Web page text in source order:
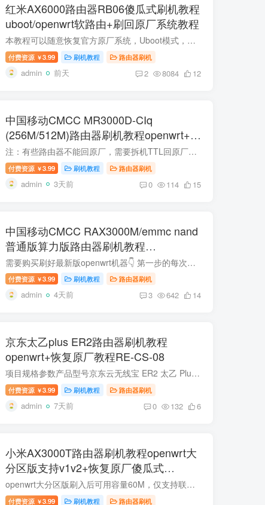
红米AX6000路由器RB06傻瓜式刷机教程
uboot/openwrt软路由+刷回原厂系统教程
本教程可以随意恢复官方原厂系统，Uboot模式，就像重装电脑系统一样。不用担心变砖。网页底部有原厂固件以及教程。 这是红米AX6000的教程，型号是RB06,不是小米AX6000的教程，两个不同型号，不...
付费资源 ￥3.99 刷机教程 路由器刷机
admin 前天 2 8084 12
中国移动CMCC MR3000D-CIq
(256M/512M)路由器刷机教程openwrt+恢
复原厂
注：有些路由器不能回原厂，需要拆机TTL回原厂。 对比项MR3000D-CIq（256M 版）MR3000D-CIq（512M 版）主控 CPUMT7981B，双核 ARM Cortex-A53 @ 1.3GHz，12nmMT7981B，双核 ARM Cortex-A53 @ 1....
付费资源 ￥3.99 刷机教程 路由器刷机
admin 3天前 0 114 15
中国移动CMCC RAX3000M/emmc nand
普通版算力版路由器刷机教程
openwrt+恢复原厂
需要购买刷好最新版openwrt机器👇 第一步的每次解锁SSH导入文件时候，断网状态，刷新后台页面再导入。先导出试试，如果导出失败的，原厂已经禁用导入导出功能了。只能拆机TTL刷机。https://www....
付费资源 ￥3.99 刷机教程 路由器刷机
admin 4天前 3 642 14
京东太乙plus ER2路由器刷机教程
openwrt+恢复原厂教程RE-CS-08
项目规格参数产品型号京东云无线宝 ER2 太乙 Plus（64G 版）产品类型有线路由器（弱电箱神器，纯有线主路由）处理器高通 IPQ5322 四核处理器内存 / 存储2GB DDR4 内存 + 64GB eMMC 闪存2.5G 网...
付费资源 ￥3.99 刷机教程 路由器刷机
admin 7天前 0 132 6
小米AX3000T路由器刷机教程openwrt大
分区版支持v1v2+恢复原厂傻瓜式
RD03/RD23
openwrt大分区版刷入后可用容量60M，仅支持联发科版本以及国际版，不支持高通版 联发科版本SN：49850开头。高通版本SN:64594开头。教程支持国际版RD23(V1) 如果想要uboot分区版，可以点击下方查...
付费资源 ￥3.99 刷机教程 路由器刷机